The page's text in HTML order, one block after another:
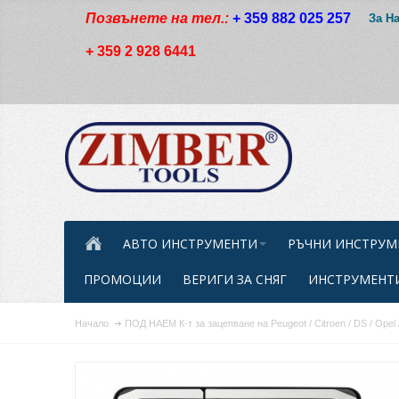
Позвънете на тел.: + 359 882 025 257
+ 359 2 928 6441
За
АВТО ИНСТРУМЕНТИ РЪЧНИ
ПРОМОЦИИ ВЕРИГИ ЗА СНЯГ
Начало ПОД НАЕМ К-т за зацепване на Peugeot / Citroen / DS / Opel